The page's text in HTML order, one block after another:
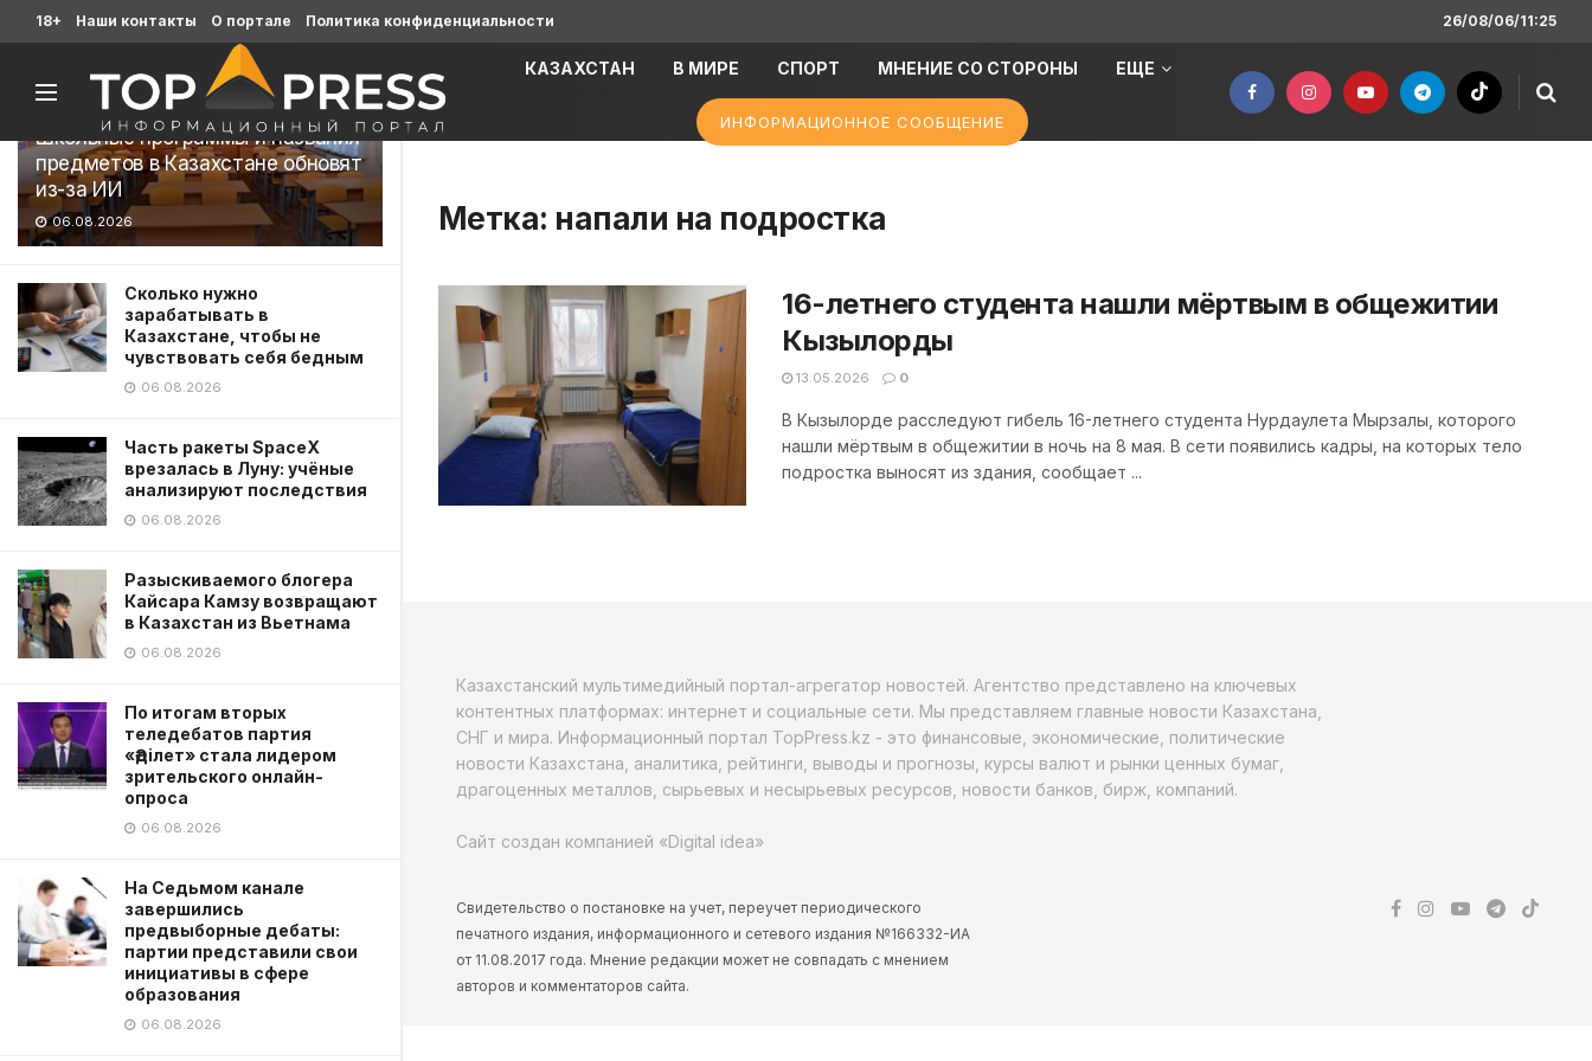
Последние
Школьные программы и названия
предметов в Казахстане обновят
из-за ИИ
06.08.2026
Сколько нужно
зарабатывать в
Казахстане, чтобы не
чувствовать себя бедным
06.08.2026
Часть ракеты SpaceX
врезалась в Луну: учёные
анализируют последствия
06.08.2026
Разыскиваемого блогера
Кайсара Камзу возвращают
в Казахстан из Вьетнама
06.08.2026
По итогам вторых
теледебатов партия
«Әділет» стала лидером
зрительского онлайн-
опроса
06.08.2026
На Седьмом канале
завершились
предвыборные дебаты:
партии представили свои
инициативы в сфере
образования
06.08.2026
18+ Наши контакты О портале Политика конфиденциальности 26/08/06/11:25
КАЗАХСТАН В МИРЕ СПОРТ МНЕНИЕ СО СТОРОНЫ ЕЩЕ
ИНФОРМАЦИОННОЕ СООБЩЕНИЕ
Метка: напали на подростка
16-летнего студента нашли мёртвым в общежитии
Кызылорды
13.05.2026 0
В Кызылорде расследуют гибель 16-летнего студента Нурдаулета Мырзалы, которого
нашли мёртвым в общежитии в ночь на 8 мая. В сети появились кадры, на которых тело
подростка выносят из здания, сообщает ...
Казахстанский мультимедийный портал-агрегатор новостей. Агентство представлено на ключевых
контентных платформах: интернет и социальные сети. Мы представляем главные новости Казахстана,
СНГ и мира. Информационный портал TopPress.kz - это финансовые, экономические, политические
новости Казахстана, аналитика, рейтинги, выводы и прогнозы, курсы валют и рынки ценных бумаг,
драгоценных металлов, сырьевых и несырьевых ресурсов, новости банков, бирж, компаний.
Сайт создан компанией «Digital idea»
Свидетельство о постановке на учет, переучет периодического
печатного издания, информационного и сетевого издания №166332-ИА
от 11.08.2017 года. Мнение редакции может не совпадать с мнением
авторов и комментаторов сайта.